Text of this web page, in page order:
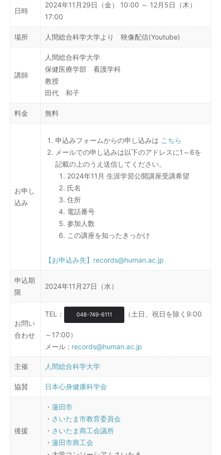
日時
2024年11月29日（金） 10:00 ～ 12月5日（木）
17:00
場所 人間総合科学大学より 映像配信(Youtube)
講師
人間総合科学大学
保健医療学部 看護学科
教授
田代 和子
料金 無料
お申し
込み
申込みフォームからの申し込みは こちら
メールでの申し込みは以下のアドレスに1～6を
記載の上のうえ送信してください。
2024年11月 生涯学習公開講座受講希望
氏名
住所
電話番号
参加人数
この講座を知ったきっかけ
【お申込み先】records@human.ac.jp
申込期
限
2024年11月27日（水）
お問い
合わせ
TEL： 048-749-6111 （土日、祝日を除く9:00
～17:00）
メール : records@human.ac.jp
主催 人間総合科学大学
協賛 日本心身健康科学会
後援
・ 蓮田市
・ さいたま市教育委員会
・ さいたま商工会議所
・ 蓮田市商工会